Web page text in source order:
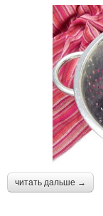
читать дальше →